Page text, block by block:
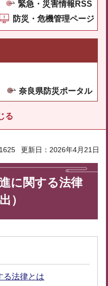
緊急・災害情報RSS
防災・危機管理ページ
奈良県防災ポータル
る
更新日：2026年4月21日
に関する法律
）
る法律とは